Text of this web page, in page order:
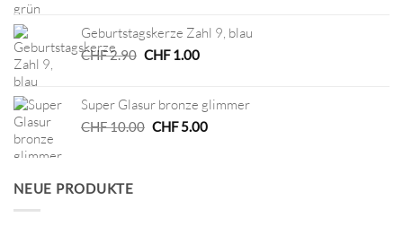
CHF 2.90CHF 1.00.
Geburtstagskerze Zahl 9, blau
CHF2.90 Ursprünglicher
CHF 2.90
CHF1.00Aktueller
CHF 1.00.
Super Glasur bronze glimmer
CHF10.00 Ursprünglicher
CHF5.00Aktueller
NEUE PRODUKTE